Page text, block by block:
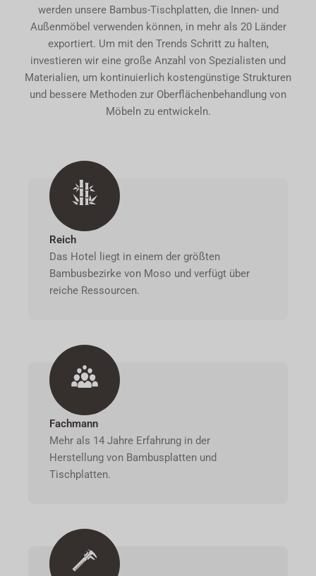
werden unsere Bambus-Tischplatten, die Innen- und
Außenmöbel verwenden können, in mehr als 20 Länder
exportiert. Um mit den Trends Schritt zu halten,
investieren wir eine große Anzahl von Spezialisten und
Materialien, um kontinuierlich kostengünstige Strukturen
und bessere Methoden zur Oberflächenbehandlung von
Möbeln zu entwickeln.
Reich
Das Hotel liegt in einem der größten
Bambusbezirke von Moso und verfügt über
reiche Ressourcen.
Fachmann
Mehr als 14 Jahre Erfahrung in der
Herstellung von Bambusplatten und
Tischplatten.